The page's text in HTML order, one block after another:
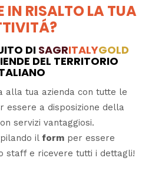
IN RISALTO LA TUA
DI SAGRITALYGOLD
DEL TERRITORIO
alla tua azienda con tutte le
essere a disposizione della
servizi vantaggiosi.
il form per essere
staff e ricevere tutti i dettagli!